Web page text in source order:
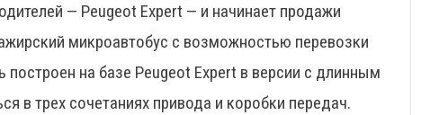
— Peugeot Expert — и начинает продажи
микроавтобус с возможностью перевозки
на базе Peugeot Expert в версии с длинным
в трех сочетаниях привода и коробки передач.